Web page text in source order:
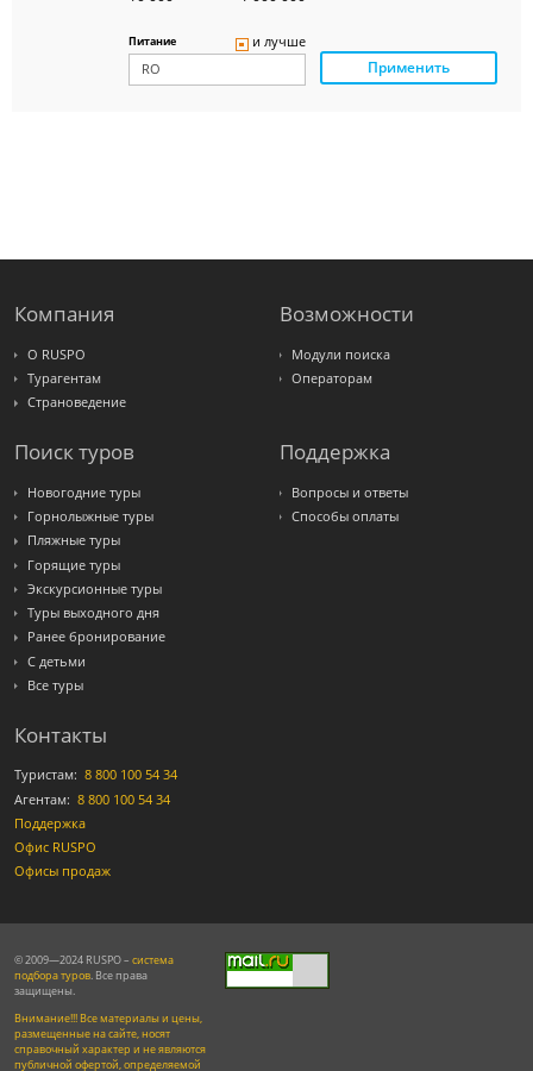
Интурист
Питание и лучше
Применить
Компания
О RUSPO
Турагентам
Страноведение
Возможности
Модули поиска
Операторам
Поиск туров
Новогодние туры
Горнолыжные туры
Пляжные туры
Горящие туры
Экскурсионные туры
Туры выходного дня
Ранее бронирование
С детьми
Все туры
Поддержка
Вопросы и ответы
Способы оплаты
Контакты
Туристам: 8 800 100 54 34
Агентам: 8 800 100 54 34
Поддержка
Офис RUSPO
Офисы продаж
© 2009—2024 RUSPO – система
подбора туров. Все права
защищены.
Внимание!!! Все материалы и цены,
размещенные на сайте, носят
справочный характер и не являются
публичной офертой, определяемой